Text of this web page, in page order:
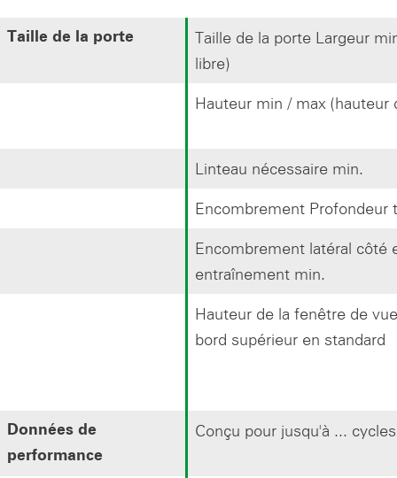
Taille de la porte
Taille de la porte Largeur
libre)
Hauteur min / max (hauteur
Linteau nécessaire min.
Encombrement Profondeur
Encombrement latéral côté
entraînement min.
Hauteur de la fenêtre de
bord supérieur en standard
Données de
performance
Conçu pour jusqu'à ...